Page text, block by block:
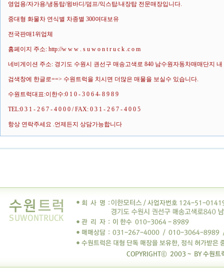
영업용/자가용/냉동탑/윙바디/덤프/익스탑/내장탑 전문매장입니다.
중대형 화물차 연식별 차종별 300여대보유
전국판매1위업체
홈페이지 주소: http://w w w . s u w o n t r u c k .c o m
네비게이션 주소: 경기도 수원시 권선구 매송고색로 840 남수원자동차매매단지
검색창에 한글로==> 수원트럭을 치시면 더많은 매물을 보실수 있습니다.
수원트럭대표:이한수:0 1 0 - 3 0 6 4- 8 9 8 9
TEL:0 3 1 - 2 6 7 - 4 0 0 0 / FAX: 0 3 1 - 2 6 7 - 4 0 0 5
항상 연락주세요 .언제든지 상담가능합니다